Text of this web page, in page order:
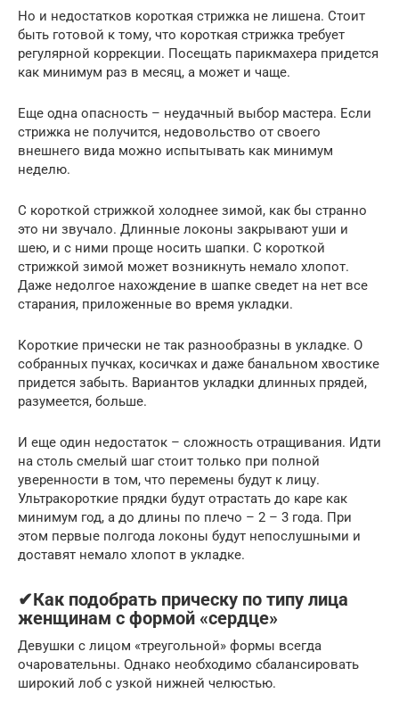
Но и недостатков короткая стрижка не лишена. Стоит
быть готовой к тому, что короткая стрижка требует
регулярной коррекции. Посещать парикмахера придется
как минимум раз в месяц, а может и чаще.
Еще одна опасность – неудачный выбор мастера. Если
стрижка не получится, недовольство от своего
внешнего вида можно испытывать как минимум
неделю.
С короткой стрижкой холоднее зимой, как бы странно
это ни звучало. Длинные локоны закрывают уши и
шею, и с ними проще носить шапки. С короткой
стрижкой зимой может возникнуть немало хлопот.
Даже недолгое нахождение в шапке сведет на нет все
старания, приложенные во время укладки.
Короткие прически не так разнообразны в укладке. О
собранных пучках, косичках и даже банальном хвостике
придется забыть. Вариантов укладки длинных прядей,
разумеется, больше.
И еще один недостаток – сложность отращивания. Идти
на столь смелый шаг стоит только при полной
уверенности в том, что перемены будут к лицу.
Ультракороткие прядки будут отрастать до каре как
минимум год, а до длины по плечо – 2 – 3 года. При
этом первые полгода локоны будут непослушными и
доставят немало хлопот в укладке.
✔Как подобрать прическу по типу лица
женщинам с формой «сердце»
Девушки с лицом «треугольной» формы всегда
очаровательны. Однако необходимо сбалансировать
широкий лоб с узкой нижней челюстью.